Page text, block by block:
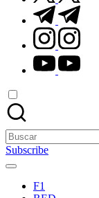
t.me
instagram.com
youtube.com
Buscar:
Subscribe
F1